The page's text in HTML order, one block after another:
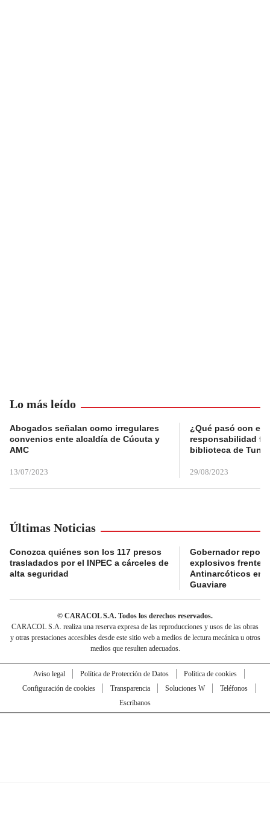
Lo más leído
Abogados señalan como irregulares
convenios ente alcaldía de Cúcuta y
AMC
13/07/2023
¿Qué pasó con el
responsabilidad
biblioteca de
29/08/2023
Últimas Noticias
Conozca quiénes son los 117 presos
trasladados por el INPEC a cárceles de
alta seguridad
Gobernador
explosivos frente a
Antinarcóticos en
Guaviare
© CARACOL S.A. Todos los derechos reservados.
CARACOL S.A. realiza una reserva expresa de las reproducciones y usos de las obras
y otras prestaciones accesibles desde este sitio web a medios de lectura mecánica u otros
medios que resulten adecuados.
Aviso legal Política de Protección de Datos
Política de cookies
Configuración de cookies
Transparencia Soluciones W
Teléfonos
Escríbanos